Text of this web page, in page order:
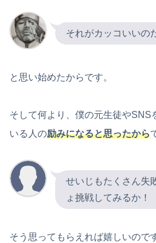
それがカッコいいの
と思い始めたからです。
そして何より、僕の元生徒やSNS
いる人の励みになると思ったから
せいじもたくさん失
ょ挑戦してみるか！
そう思ってもらえれば嬉しいので